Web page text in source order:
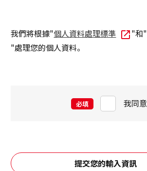
我們將根據"個人資料處理標準 "和"
"處理您的個人資料。
必填 我同意
提交您的輸入資訊